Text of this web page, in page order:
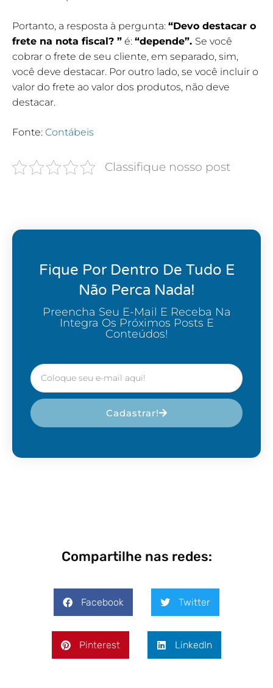
Portanto, a resposta à pergunta: “Devo destacar o
frete na nota fiscal? ” é: “depende”. Se você
cobrar o frete de seu cliente, em separado, sim,
você deve destacar. Por outro lado, se você incluir o
valor do frete ao valor dos produtos, não deve
destacar.
Fonte: Contábeis
Classifique nosso post
Fique Por Dentro De Tudo E
Não Perca Nada!
Preencha Seu E-Mail E Receba Na
Integra Os Próximos Posts E
Conteúdos!
Cadastrar!
Compartilhe nas redes:
Facebook Twitter
Pinterest LinkedIn